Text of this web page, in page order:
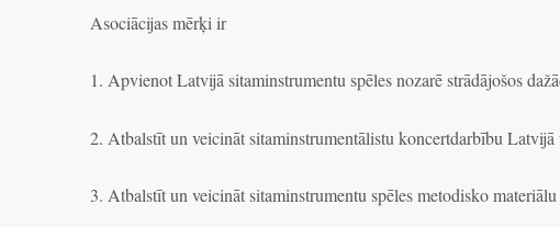
Asociācijas mērķi ir
1. Apvienot Latvijā sitaminstrumentu spēles nozarē strādājošos
2. Atbalstīt un veicināt sitaminstrumentālistu koncertdarbību Latvijā
3. Atbalstīt un veicināt sitaminstrumentu spēles metodisko